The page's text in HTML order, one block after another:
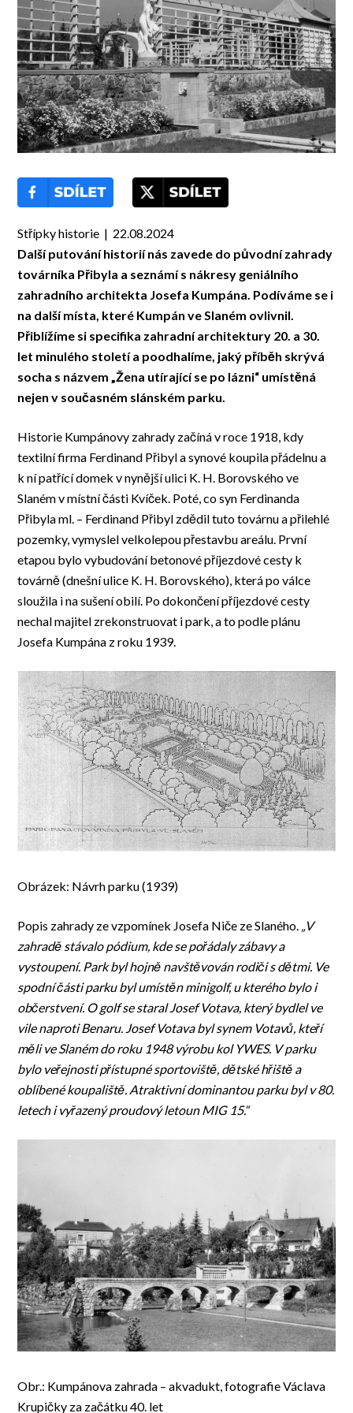
Střípky historie | 22.08.2024
Další putování historií nás zavede do původní zahrady
továrníka Přibyla a seznámí s nákresy geniálního
zahradního architekta Josefa Kumpána. Podíváme se i
na další místa, které Kumpán ve Slaném ovlivnil.
Přiblížíme si specifika zahradní architektury 20. a 30.
let minulého století a poodhalíme, jaký příběh skrývá
socha s názvem „Žena utírající se po lázni“ umístěná
nejen v současném slánském parku.
Historie Kumpánovy zahrady začíná v roce 1918, kdy
textilní firma Ferdinand Přibyl a synové koupila přádelnu a
k ní patřící domek v nynější ulici K. H. Borovského ve
Slaném v místní části Kvíček. Poté, co syn Ferdinanda
Přibyla ml. – Ferdinand Přibyl zdědil tuto továrnu a přilehlé
pozemky, vymyslel velkolepou přestavbu areálu. První
etapou bylo vybudování betonové příjezdové cesty k
továrně (dnešní ulice K. H. Borovského), která po válce
sloužila i na sušení obilí. Po dokončení příjezdové cesty
nechal majitel zrekonstruovat i park, a to podle plánu
Josefa Kumpána z roku 1939.
Obrázek: Návrh parku (1939)
Popis zahrady ze vzpomínek Josefa Niče ze Slaného. „V
zahradě stávalo pódium, kde se pořádaly zábavy a
vystoupení. Park byl hojně navštěvován rodiči s dětmi. Ve
spodní části parku byl umístěn minigolf, u kterého bylo i
občerstvení. O golf se staral Josef Votava, který bydlel ve
vile naproti Benaru. Josef Votava byl synem Votavů, kteří
měli ve Slaném do roku 1948 výrobu kol YWES. V parku
bylo veřejnosti přístupné sportoviště, dětské hřiště a
oblíbené koupaliště. Atraktivní dominantou parku byl v 80.
letech i vyřazený proudový letoun MIG 15.“
Obr.: Kumpánova zahrada – akvadukt, fotografie Václava
Krupičky za začátku 40. let